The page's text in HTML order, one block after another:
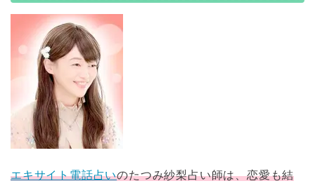
エキサイト電話占いのたつみ紗梨占い師は、恋愛も結